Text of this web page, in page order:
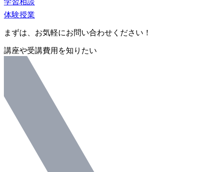
学習相談
体験授業
まずは、お気軽にお問い合わせください！
講座や受講費用を知りたい